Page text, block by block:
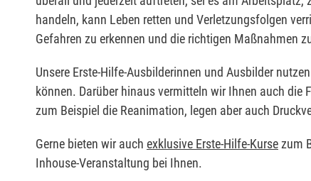
handeln, kann Leben retten und Verletzungsfolgen
Gefahren zu erkennen und die richtigen Maßnahmen
Unsere Erste-Hilfe-Ausbilderinnen und Ausbilder
können. Darüber hinaus vermitteln wir Ihnen auch die
zum Beispiel die Reanimation, legen aber auch
Gerne bieten wir auch exklusive Erste-Hilfe-Kursezum
Inhouse-Veranstaltung bei Ihnen.